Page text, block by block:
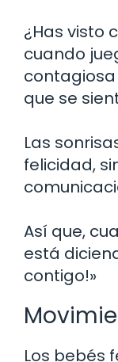
¿Has visto
cuando
que se
Las
felicidad,
Así que,
está
contigo!»
Los bebés